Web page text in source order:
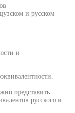
и русском
и
представить
русского и